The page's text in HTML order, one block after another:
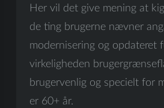
Her vil det give mening at
de ting brugerne nævner
modernisering og opdateret
virkeligheden
brugervenlig og specielt for
er 60+ år.